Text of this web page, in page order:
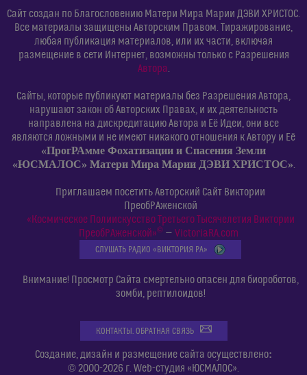
Сайт создан по Благословению Матери Мира Марии ДЭВИ ХРИСТОС.
Все материалы защищены Авторским Правом. Тиражирование,
любая публикация материалов, или их части, включая
размещение в сети Интернет, возможны только с Разрешения
Автора.
Сайты, которые публикуют материалы без Разрешения Автора,
нарушают закон об Авторских Правах, и их деятельность
направлена на дискредитацию Автора и Её Идеи, они все
являются ложными и не имеют никакого отношения к Автору и Её
«ПрогРАмме Фохатизации и Спасения Земли
«ЮСМАЛОС» Матери Мира Марии ДЭВИ ХРИСТОС».
Приглашаем посетить Авторский Сайт Виктории
ПреобРАженской
«Космическое Полиискусство Третьего Тысячелетия Виктории
ПреобРАженской»©— VictoriaRA.com
СЛУШАТЬ РАДИО «ВИКТОРИЯ РА»
Внимание! Просмотр Сайта смертельно опасен для биороботов,
зомби, рептилоидов!
КОНТАКТЫ. ОБРАТНАЯ СВЯЗЬ
Создание, дизайн и размещение сайта осуществлено:
© 2000-2026 г. Web-студия «ЮСМАЛОС».